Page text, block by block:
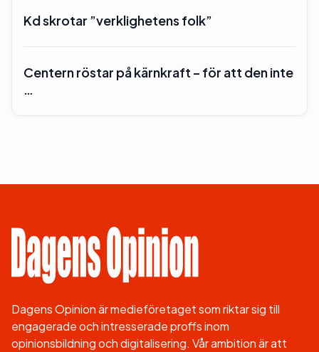
Kd skrotar ”verklighetens folk”
Centern röstar på kärnkraft – för att den inte
…
Dagens Opinion är medieföretaget som riktar sig till
engagerade och intresserade proffs inom
opinionsbildning och digitalisering. Vår ambition är att